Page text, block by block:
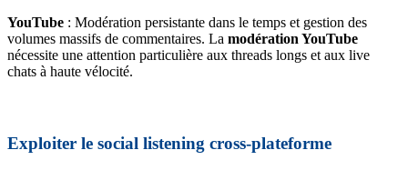
YouTube : Modération persistante dans le temps et gestion des
volumes massifs de commentaires. La modération YouTube
nécessite une attention particulière aux threads longs et aux live
chats à haute vélocité.
Exploiter le social listening cross-plateforme